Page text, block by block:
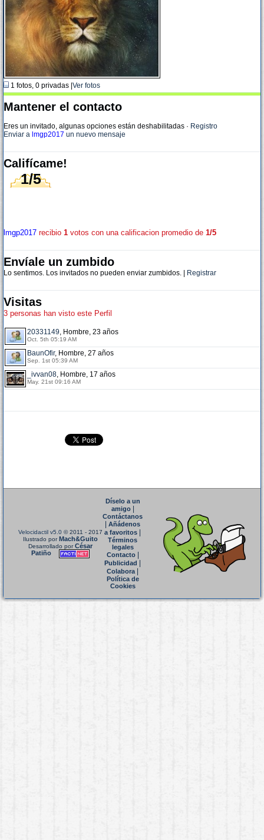
1 fotos, 0 privadas | Ver fotos
Mantener el contacto
Eres un invitado, algunas opciones están deshabilitadas · Registro
Enviar a lmgp2017 un nuevo mensaje
Califícame!
1/5
lmgp2017 recibio 1 votos con una calificacion promedio de 1/5
Envíale un zumbido
Lo sentimos. Los invitados no pueden enviar zumbidos. | Registrar
Visitas
3 personas han visto este Perfil
20331149, Hombre, 23 años
Oct. 5th 05:19 AM
BaunOfir, Hombre, 27 años
Sep. 1st 05:39 AM
_ivvan08, Hombre, 17 años
May. 21st 09:16 AM
Velocidactil v5.0 © 2011 - 2017
Ilustrado porMach&Guito
Desarrollado porCésar
Patiño
Díselo a un
amigo|
Contáctanos
Añádenos
a favoritos
Términos
legales
Contacto|
Publicidad
Colabora|
Política de
Cookies